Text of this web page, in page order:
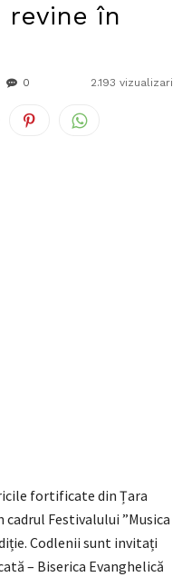
revine în
0 2.193 vizualizari
fortificate din Țara
cadrul Festivalului ”Musica
Codlenii sunt invitați
– Biserica Evanghelică